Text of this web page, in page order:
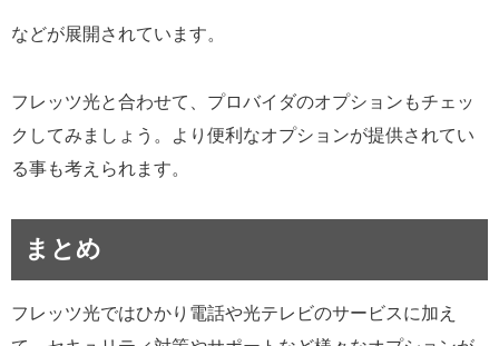
などが展開されています。
フレッツ光と合わせて、プロバイダのオプションもチェッ
クしてみましょう。より便利なオプションが提供されてい
る事も考えられます。
まとめ
フレッツ光ではひかり電話や光テレビのサービスに加え